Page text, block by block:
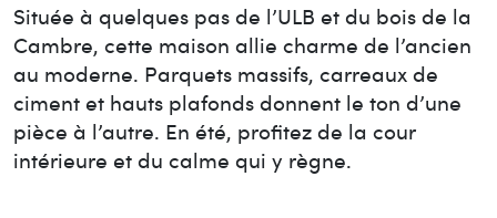
Située à quelques pas de l’ULB et du bois de la
Cambre, cette maison allie charme de l’ancien
au moderne. Parquets massifs, carreaux de
ciment et hauts plafonds donnent le ton d’une
pièce à l’autre. En été, profitez de la cour
intérieure et du calme qui y règne.